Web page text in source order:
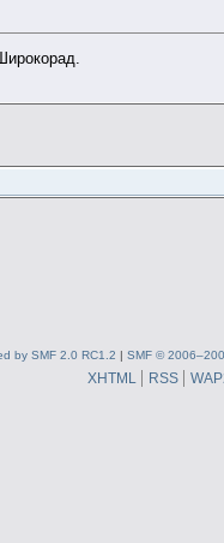
by SMF 2.0 RC1.2 SMF ©
XHTML RSS